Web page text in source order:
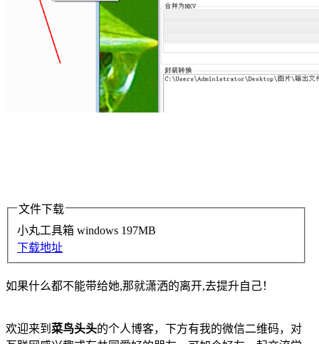
文件下载
小丸工具箱 windows 197MB
下载地址
如果什么都不能带给她,那就潇洒的离开,去提升自己！
欢迎来到 菜鸟头头的个人博客，下方有我的微信二维码，对